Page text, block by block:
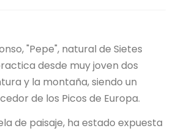
"Pepe", natural de Sietes
desde muy joven dos
y la montaña, siendo un
de los Picos de Europa.
de paisaje, ha estado expuesta